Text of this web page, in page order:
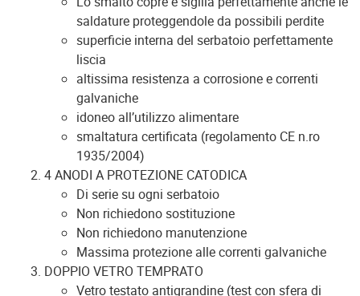
saldature proteggendole da possibili perdite
superficie interna del serbatoio perfettamente
liscia
altissima resistenza a corrosione e correnti
galvaniche
idoneo all’utilizzo alimentare
smaltatura certificata (regolamento CE n.ro
1935/2004)
4 ANODI A PROTEZIONE CATODICA
Di serie su ogni serbatoio
Non richiedono sostituzione
Non richiedono manutenzione
Massima protezione alle correnti galvaniche
DOPPIO VETRO TEMPRATO
Vetro testato antigrandine (test con sfera di